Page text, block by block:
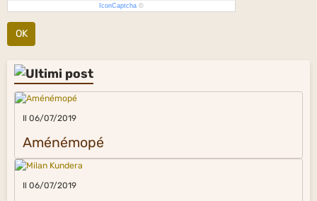
IconCaptcha ©
OK
Il 06/07/2019
Aménémopé
Il 06/07/2019